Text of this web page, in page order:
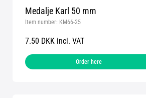
Medalje Karl 50 mm
Item number: KM66-25
7.50 DKK incl. VAT
Order here